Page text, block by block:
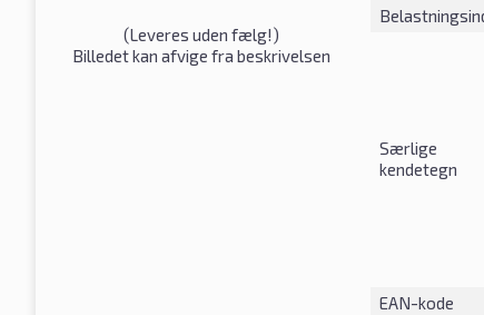
(Leveres uden fælg!)
Billedet kan afvige fra beskrivelsen
Særlige
kendetegn
EAN-kode